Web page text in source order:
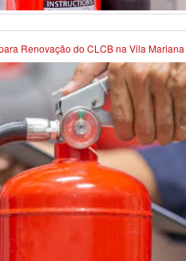
Renovação do CLCB na Vila Mariana